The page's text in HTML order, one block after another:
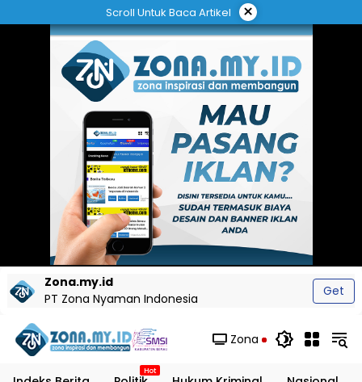
ke
Scroll Untuk Baca Artikel ×
Zona.my.id
PT Zona Nyaman Indonesia
Get
Zona